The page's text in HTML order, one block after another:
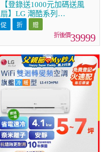
【登錄送1000元加碼送風
扇】LG 潮酷系列
ARTCOOL™ WiFi 潮酷冷暖
雙迴轉變頻空調 - 霧面米
_4.1kw_建議適用坪數約5-7
39999